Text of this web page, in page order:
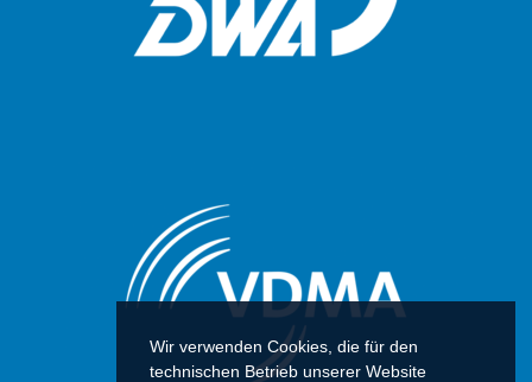
Wir verwenden Cookies, die für den
technischen Betrieb unserer Website